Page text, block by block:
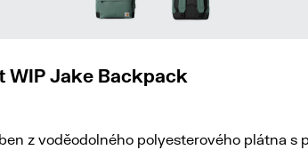
WIP Jake Backpack
z voděodolného polyesterového plátna